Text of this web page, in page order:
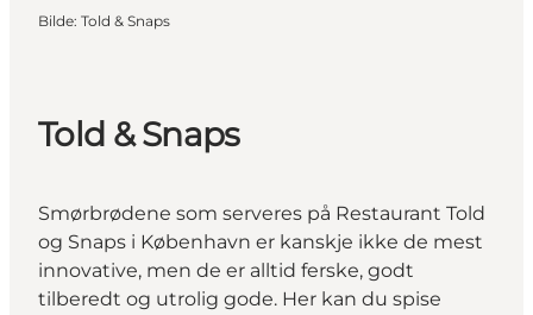
Bilde: Told & Snaps
Told & Snaps
Smørbrødene som serveres på Restaurant Told
og Snaps i København er kanskje ikke de mest
innovative, men de er alltid ferske, godt
tilberedt og utrolig gode. Her kan du spise